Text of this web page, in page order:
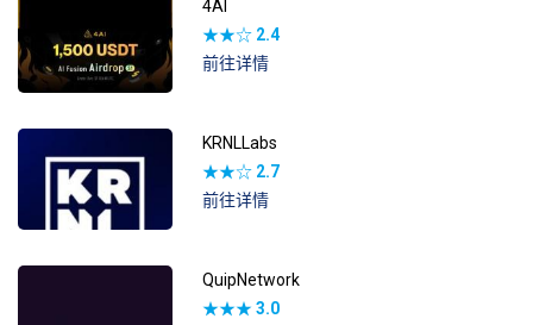
4AI
★★☆ 2.4
前往详情
KRNLLabs
★★☆ 2.7
前往详情
QuipNetwork
★★★3.0